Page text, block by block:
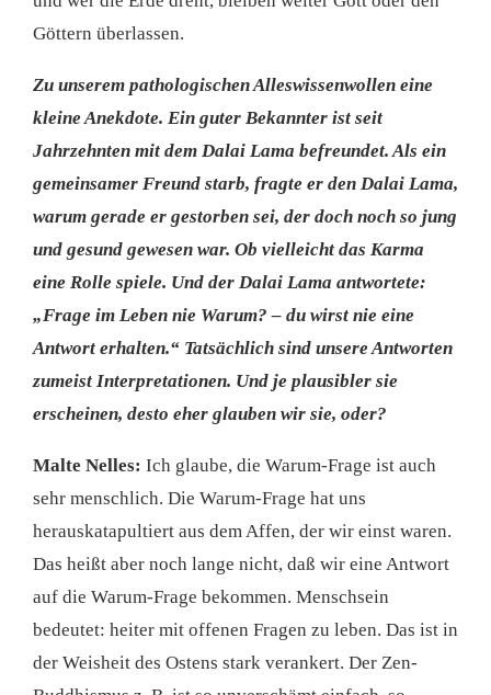
Göttern überlassen.
Zu unserem pathologischen Alleswissenwollen eine
kleine Anekdote. Ein guter Bekannter ist seit
Jahrzehnten mit dem Dalai Lama befreundet. Als ein
gemeinsamer Freund starb, fragte er den Dalai Lama,
warum gerade er gestorben sei, der doch noch so jung
und gesund gewesen war. Ob vielleicht das Karma
eine Rolle spiele. Und der Dalai Lama antwortete:
„Frage im Leben nie Warum? – du wirst nie eine
Antwort erhalten.“ Tatsächlich sind unsere Antworten
zumeist Interpretationen. Und je plausibler sie
erscheinen, desto eher glauben wir sie, oder?
Malte Nelles: Ich glaube, die Warum-Frage ist auch
sehr menschlich. Die Warum-Frage hat uns
herauskatapultiert aus dem Affen, der wir einst waren.
Das heißt aber noch lange nicht, daß wir eine Antwort
auf die Warum-Frage bekommen. Menschsein
bedeutet: heiter mit offenen Fragen zu leben. Das ist in
der Weisheit des Ostens stark verankert. Der Zen-